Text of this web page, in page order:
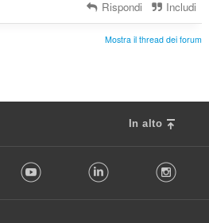
Rispondi Includi
Mostra il thread dei forum
In alto
Youtube LinkedIn